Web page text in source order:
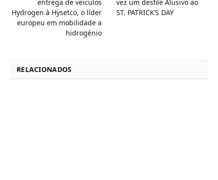
entrega de veículos
Hydrogen à Hysetco, o líder
europeu em mobilidade a
hidrogénio
vez um desfile Alusivo ao
ST. PATRICK’S DAY
RELACIONADOS